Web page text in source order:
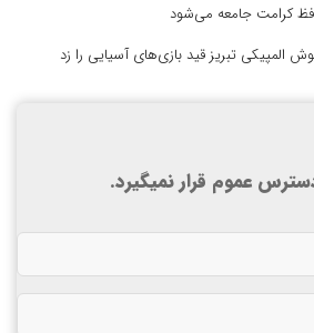
کرامت جامعه می‌شود
المپیکی تبریز قید بازی‌های آسیایی را زد
عموم قرار نمیگیرد.